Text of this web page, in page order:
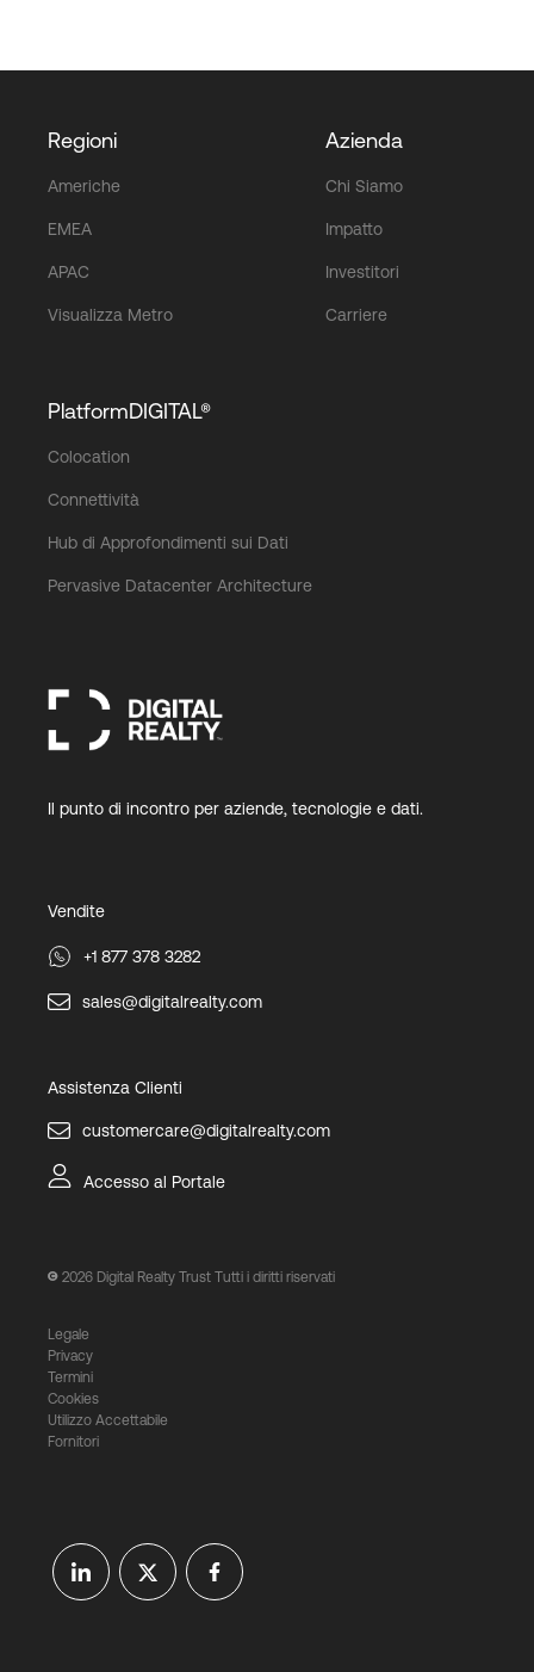
Regioni
Americhe
EMEA
APAC
Visualizza Metro
Azienda
Chi Siamo
Impatto
Investitori
Carriere
PlatformDIGITAL®
Colocation
Connettività
Hub di Approfondimenti sui Dati
Pervasive Datacenter Architecture
Il punto di incontro per aziende, tecnologie e dati.
Vendite
+1 877 378 3282
sales@digitalrealty.com
Assistenza Clienti
customercare@digitalrealty.com
Accesso al Portale
2026 Digital Realty Trust Tutti i diritti riservati
Legale
Privacy
Termini
Cookies
Utilizzo Accettabile
Fornitori